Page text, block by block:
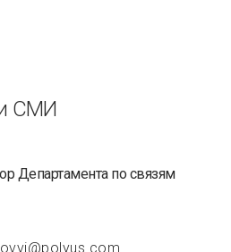
СМИ
Департамента по связям